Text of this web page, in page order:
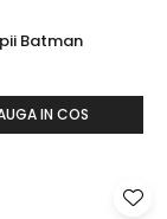
Batman
IN COS